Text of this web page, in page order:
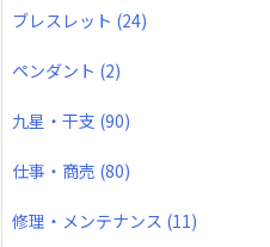
ブレスレット (24)
ペンダント (2)
九星・干支 (90)
仕事・商売 (80)
修理・メンテナンス (11)